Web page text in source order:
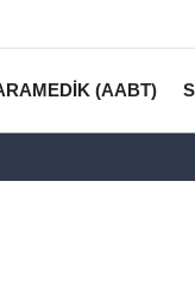
(AABT)